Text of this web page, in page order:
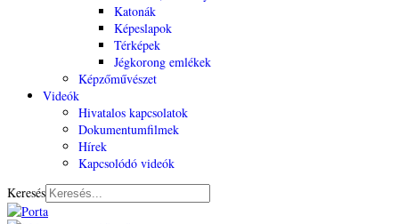
Katonák
Képeslapok
Térképek
Jégkorong emlékek
Képzőművészet
Videók
Hivatalos kapcsolatok
Dokumentumfilmek
Hírek
Kapcsolódó videók
Keresés